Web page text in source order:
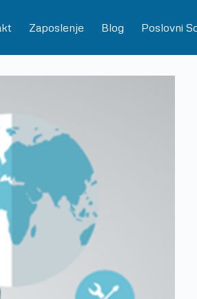
Zaposlenje Blog Poslovni